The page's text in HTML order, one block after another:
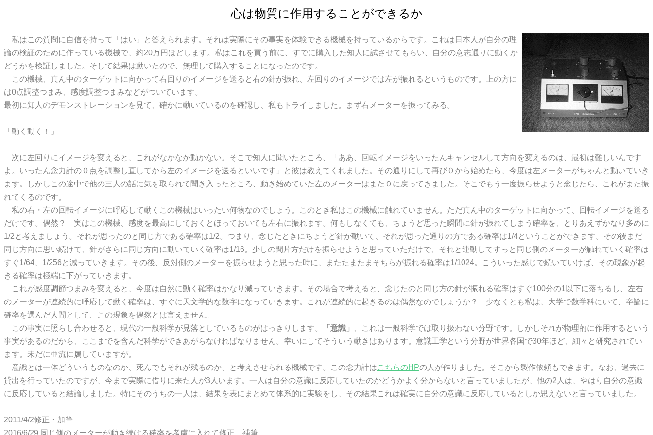
心は物質に作用することができるか
私はこの質問に自信を持って「はい」と答えられます。 それは実際にその事実を体験できる機械を持っているからです。これは日本人が自分の理
論の検証のために作っている機械で、約20万円ほどします。私はこれを買う前に、すでに購入した知人に試させてもらい、自分の意志通りに動くか
どうかを検証しました。そして結果は動いたので、無理して購入することになったのです。
この機械、真ん中のターゲットに向かって右回りのイメージを送ると右の針が振れ、左回りのイメージでは左が振れるというものです。上の方に
は0点調整つまみ、感度調整つまみなどがついています。
最初に知人のデモンストレーションを見て、確かに動いているのを確認し、私もトライしました。まず右メーターを振ってみる。
「動く動く！」
次に左回りにイメージを変えると、これがなかなか動かない。そこで知人に聞いたところ、「ああ、回転イメージをいったんキャンセルして方向を変えるのは、最初は難しいんです
よ。いったん念力計の０点を調整し直してから左のイメージを送るといいです」と彼は教えてくれました。その通りにして再び０から始めたら、今度は左メーターがちゃんと動いていき
ます。しかしこの途中で他の三人の話に気を取られて聞き入ったところ、動き始めていた左のメーターはまた０に戻ってきました。そこでもう一度振らせようと念じたら、これがまた振
れてくるのです。
私の右・左の回転イメージに呼応して動くこの機械はいったい何物なのでしょう。このとき私はこの機械に触れていません。ただ真ん中のターゲットに向かって、回転イメージを送る
だけです。偶然？ 実はこの機械、感度を最高にしておくとほっておいても左右に振れます。何もしなくても、ちょうど思った瞬間に針が振れてしまう確率を、とりあえずかなり多めに
1/2と考えましょう。それが思ったのと同じ方である確率は1/2。つまり、念じたときにちょうど針が動いて、それが思った通りの方である確率は1/4ということができます。その後まだ
同じ方向に思い続けて、針がさらに同じ方向に動いていく確率は1/16。少しの間片方だけを振らせようと思っていただけで、それと連動してすっと同じ側のメーターが触れていく確率は
すぐ1/64、1/256と減っていきます。その後、反対側のメーターを振らせようと思った時に、またたまたまそちらが振れる確率は1/1024。こういった感じで続いていけば、その現象が起
きる確率は極端に下がっていきます。
これが感度調節つまみを変えると、今度は自然に動く確率はかなり減っていきます。その場合で考えると、念じたのと同じ方の針が振れる確率はすぐ100分の1以下に落ちるし、左右
のメーターが連続的に呼応して動く確率は、すぐに天文学的な数字になっていきます。これが連続的に起きるのは偶然なのでしょうか？ 少なくとも私は、大学で数学科にいて、卒論に
確率を選んだ人間として、この現象を偶然とは言えません。
この事実に照らし合わせると、現代の一般科学が見落としているものがはっきりします。
「意識」
、これは一般科学では取り扱わない分野です。しかしそれが物理的に作用するという
事実があるのだから、ここまでを含んだ科学ができあがらなければなりません。幸いにしてそういう動きはあります。意識工学という分野が世界各国で30年ほど、細々と研究されてい
ます。未だに亜流に属していますが。
意識とは一体どういうものなのか、死んでもそれが残るのか、と考えさせられる機械です。この念力計はこちらのHPの人が作りました。そこから製作依頼もできます。なお、過去に
貸出を行っていたのですが、今まで実際に借りに来た人が3人います。一人は自分の意識に反応していたのかどうかよく分からないと言っていましたが、他の2人は、やはり自分の意識
に反応していると結論しました。特にそのうちの一人は、結果を表にまとめて体系的に実験をし、その結果これは確実に自分の意識に反応しているとしか思えないと言っていました。
2011/4/2修正・加筆
2016/6/29 同じ側のメーターが動き続ける確率を考慮に入れて修正、補筆。